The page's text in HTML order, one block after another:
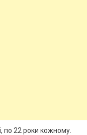
по 22 роки кожному.